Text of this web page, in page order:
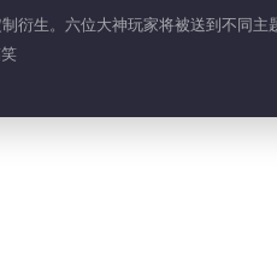
生。六位大神玩家将被送到不同主